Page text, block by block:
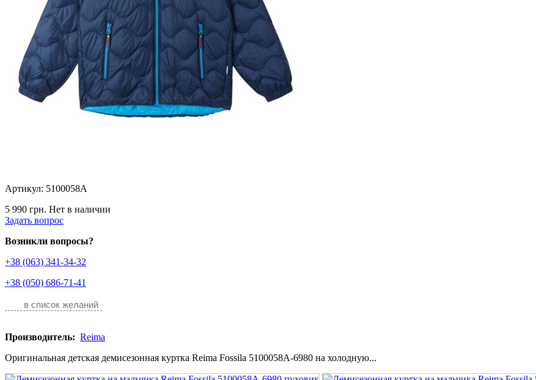
Артикул: 5100058A
5 990 грн. Нет в наличии
Задать вопрос
Возникли вопросы?
+38 (063) 341-34-32
+38 (050) 686-71-41
в список желаний
Производитель: Reima
Оригинальная детская демисезонная куртка Reima Fossila 5100058A-6980 на холодную...